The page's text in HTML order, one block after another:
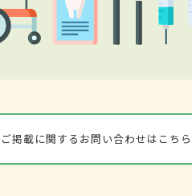
ご掲載に関するお問い合わせはこちら